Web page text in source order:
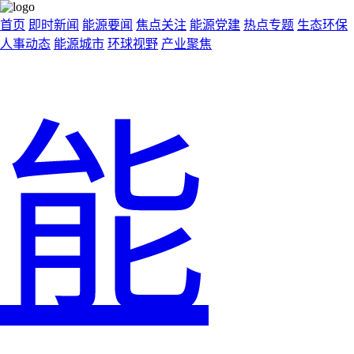
首页 即时新闻 能源要闻 焦点关注 能源党建 热点专题 生态环保
人事动态 能源城市 环球视野 产业聚焦
能